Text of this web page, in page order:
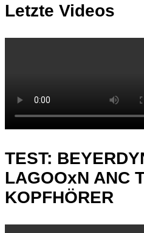
Letzte Videos
TEST:
LAGOOxN ANC
KOPFHÖRER